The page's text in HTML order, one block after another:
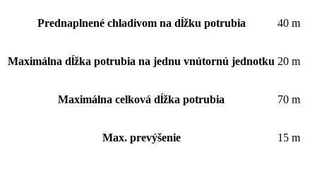
Prednaplnené chladivom na dĺžku potrubia 40 m
Maximálna dĺžka potrubia na jednu vnútornú jednotku 20 m
Maximálna celková dĺžka potrubia 70 m
Max. prevýšenie 15 m